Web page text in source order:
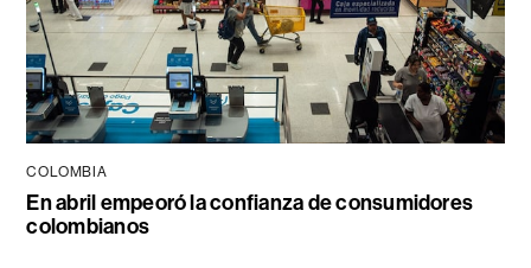
COLOMBIA
En abril empeoró la confianza de consumidores
colombianos